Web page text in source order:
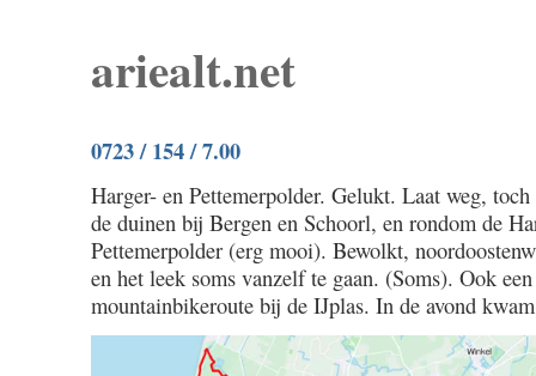
ariealt.net
0723 / 154 / 7.00
Harger- en Pettemerpolder. Gelukt. Laat weg,
de duinen bij Bergen en Schoorl, en rondom de
Pettemerpolder (erg mooi). Bewolkt,
en het leek soms vanzelf te gaan. (Soms). Ook
mountainbikeroute bij de IJplas. In de avond